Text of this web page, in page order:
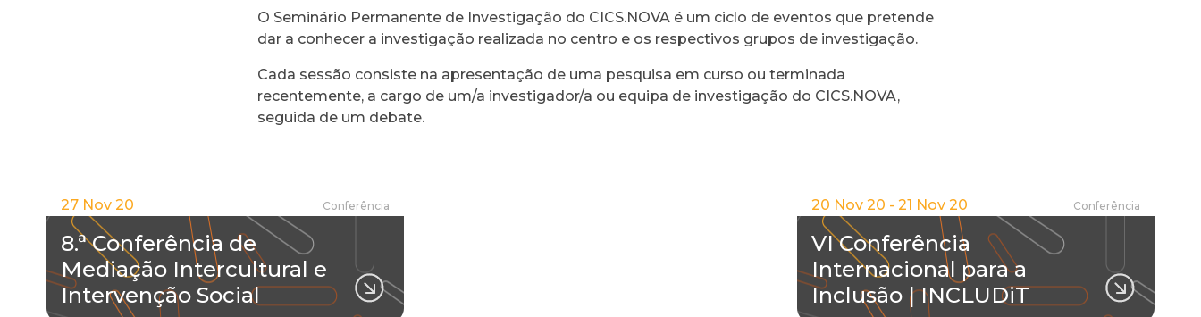
O Seminário Permanente de Investigação do CICS.NOVA é um ciclo de eventos que pretende
dar a conhecer a investigação realizada no centro e os respectivos grupos de investigação.
Cada sessão consiste na apresentação de uma pesquisa em curso ou terminada
recentemente, a cargo de um/a investigador/a ou equipa de investigação do CICS.NOVA,
seguida de um debate.
27 Nov 20 Conferência
8.ª Conferência de
Mediação Intercultural e
Intervenção Social
20 Nov 20 - 21 Nov 20 Conferência
VI Conferência
Internacional para a
Inclusão | INCLUDiT